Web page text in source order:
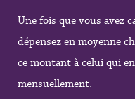
Une fois que vous avez
dépensez en moyenne
ce montant à celui qui
mensuellement.